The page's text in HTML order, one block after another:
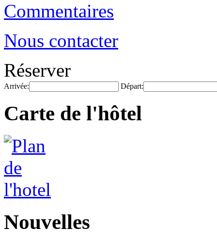
Commentaires
Nous contacter
Réserver
Arrivée: Départ:
Carte de l'hôtel
Nouvelles